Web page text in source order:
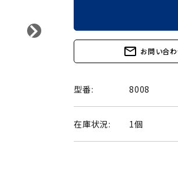
mail_outline お問い合
型番: 8008
在庫状況: 1個